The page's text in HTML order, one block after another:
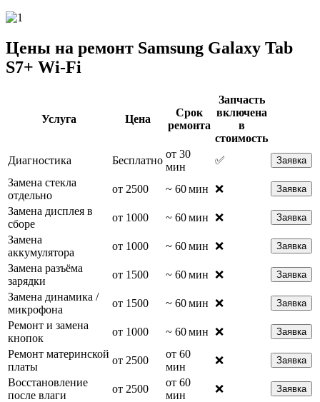
Цены на ремонт Samsung Galaxy Tab
S7+ Wi-Fi
Услуга Цена
Срок
ремонта
Запчасть
включена
в
стоимость
Диагностика
Бесплатно
от 30
мин
✅ Заявка
Замена стекла
отдельно
от 2500 ~ 60 мин ❌ Заявка
Замена дисплея в
сборе
от 1000 ~ 60 мин ❌ Заявка
Замена
аккумулятора
от 1000 ~ 60 мин ❌ Заявка
Замена разъёма
зарядки
от 1500 ~ 60 мин ❌ Заявка
Замена динамика /
микрофона
от 1500 ~ 60 мин ❌ Заявка
Ремонт и замена
кнопок
от 1000 ~ 60 мин ❌ Заявка
Ремонт материнской
платы
от 2500
от 60
мин
❌ Заявка
Восстановление
после влаги
от 2500
от 60
мин
❌ Заявка